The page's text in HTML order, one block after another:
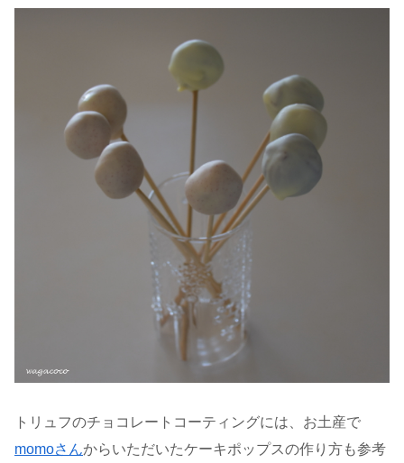
トリュフのチョコレートコーティングには、お土産で
momoさんからいただいたケーキポップスの作り方も参考